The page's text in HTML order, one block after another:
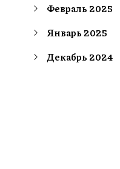
Февраль 2025
Январь 2025
Декабрь 2024